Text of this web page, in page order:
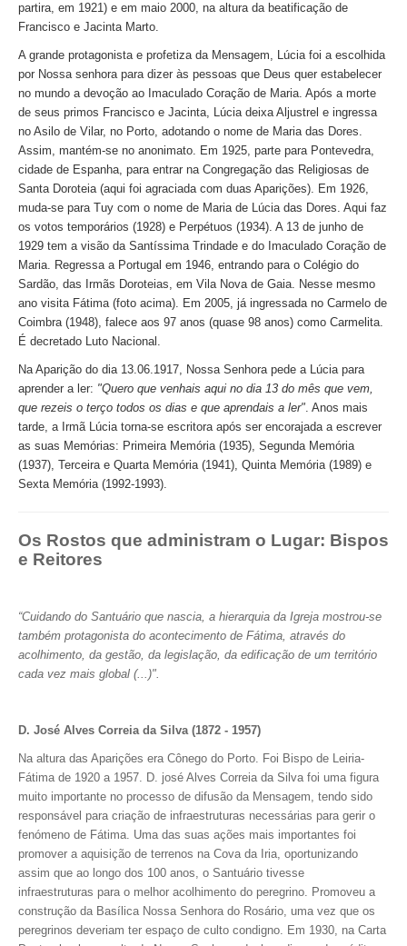
partira, em 1921) e em maio 2000, na altura da beatificação de
Francisco e Jacinta Marto.
A grande protagonista e profetiza da Mensagem, Lúcia foi a escolhida
por Nossa senhora para dizer às pessoas que Deus quer estabelecer
no mundo a devoção ao Imaculado Coração de Maria. Após a morte
de seus primos Francisco e Jacinta, Lúcia deixa Aljustrel e ingressa
no Asilo de Vilar, no Porto, adotando o nome de Maria das Dores.
Assim, mantém-se no anonimato. Em 1925, parte para Pontevedra,
cidade de Espanha, para entrar na Congregação das Religiosas de
Santa Doroteia (aqui foi agraciada com duas Aparições). Em 1926,
muda-se para Tuy com o nome de Maria de Lúcia das Dores. Aqui faz
os votos temporários (1928) e Perpétuos (1934). A 13 de junho de
1929 tem a visão da Santíssima Trindade e do Imaculado Coração de
Maria. Regressa a Portugal em 1946, entrando para o Colégio do
Sardão, das Irmãs Doroteias, em Vila Nova de Gaia. Nesse mesmo
ano visita Fátima (foto acima). Em 2005, já ingressada no Carmelo de
Coimbra (1948), falece aos 97 anos (quase 98 anos) como Carmelita.
É decretado Luto Nacional.
Na Aparição do dia 13.06.1917, Nossa Senhora pede a Lúcia para
aprender a ler: "Quero que venhais aqui no dia 13 do mês que vem,
que rezeis o terço todos os dias e que aprendais a ler". Anos mais
tarde, a Irmã Lúcia torna-se escritora após ser encorajada a escrever
as suas Memórias: Primeira Memória (1935), Segunda Memória
(1937), Terceira e Quarta Memória (1941), Quinta Memória (1989) e
Sexta Memória (1992-1993).
Os Rostos que administram o Lugar: Bispos
e Reitores
“Cuidando do Santuário que nascia, a hierarquia da Igreja mostrou-se
também protagonista do acontecimento de Fátima, através do
acolhimento, da gestão, da legislação, da edificação de um território
cada vez mais global (...)".
D. José Alves Correia da Silva (1872 - 1957)
Na altura das Aparições era Cônego do Porto. Foi Bispo de Leiria-
Fátima de 1920 a 1957. D. josé Alves Correia da Silva foi uma figura
muito importante no processo de difusão da Mensagem, tendo sido
responsável para criação de infraestruturas necessárias para gerir o
fenómeno de Fátima. Uma das suas ações mais importantes foi
promover a aquisição de terrenos na Cova da Iria, oportunizando
assim que ao longo dos 100 anos, o Santuário tivesse
infraestruturas para o melhor acolhimento do peregrino. Promoveu a
construção da Basílica Nossa Senhora do Rosário, uma vez que os
peregrinos deveriam ter espaço de culto condigno. Em 1930, na Carta